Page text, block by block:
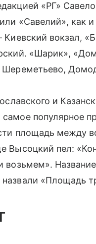
«РГ»
«Савелий», как
Киевский вокзал,
«Шарик»,
Шереметьево,
и
популярное
площадь между
Высоцкий пел:
«Площадь